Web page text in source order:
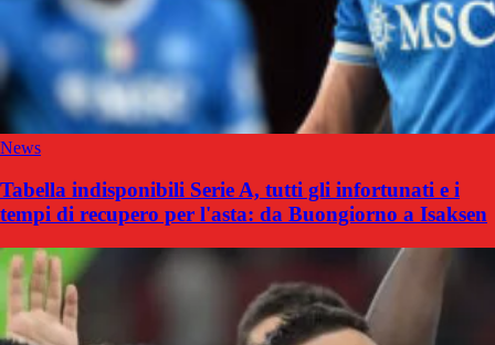
News
Tabella indisponibili Serie A, tutti gli infortunati e i
tempi di recupero per l'asta: da Buongiorno a Isaksen